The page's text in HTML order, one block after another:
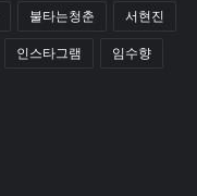
불타는청춘 서현진
인스타그램 임수향